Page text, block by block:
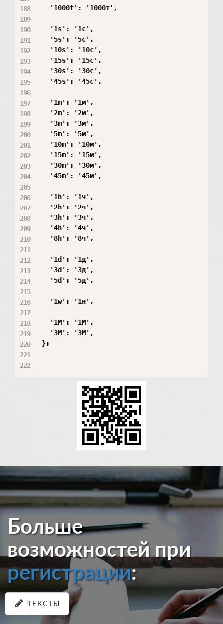
  '1000t': '1000т',
  '1s': '1с',
  '5s': '5с',
  '10s': '10с',
  '15s': '15с',
  '30s': '30с',
  '45s': '45с',
  '1m': '1м',
  '2m': '2м',
  '3m': '3м',
  '5m': '5м',
  '10m': '10м',
  '15m': '15м',
  '30m': '30м',
  '45m': '45м',
  '1h': '1ч',
  '2h': '2ч',
  '3h': '3ч',
  '4h': '4ч',
  '8h': '8ч',
  '1d': '1д',
  '3d': '3д',
  '5d': '5д',
  '1w': '1н',
  '1М': '1M',
  '3М': '3M',
};
Больше
возможностей при
регистрации:
ТЕКСТЫ